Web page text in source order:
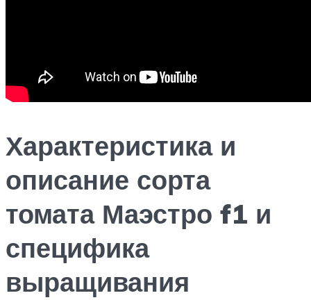
Характеристика и
описание сорта
томата Маэстро f1 и
специфика
выращивания